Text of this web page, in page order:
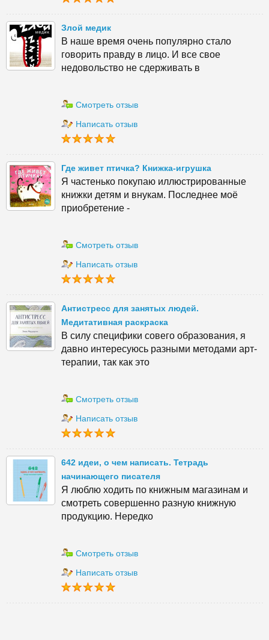
Злой медик
В наше время очень популярно стало
говорить правду в лицо. И все свое
недовольство не сдерживать в
Смотреть отзыв
Написать отзыв
Где живет птичка? Книжка-игрушка
Я частенько покупаю иллюстрированные
книжки детям и внукам. Последнее моё
приобретение -
Смотреть отзыв
Написать отзыв
Антистресс для занятых людей.
Медитативная раскраска
В силу специфики совего образования, я
давно интересуюсь разными методами арт-
терапии, так как это
Смотреть отзыв
Написать отзыв
642 идеи, о чем написать. Тетрадь
начинающего писателя
Я люблю ходить по книжным магазинам и
смотреть совершенно разную книжную
продукцию. Нередко
Смотреть отзыв
Написать отзыв